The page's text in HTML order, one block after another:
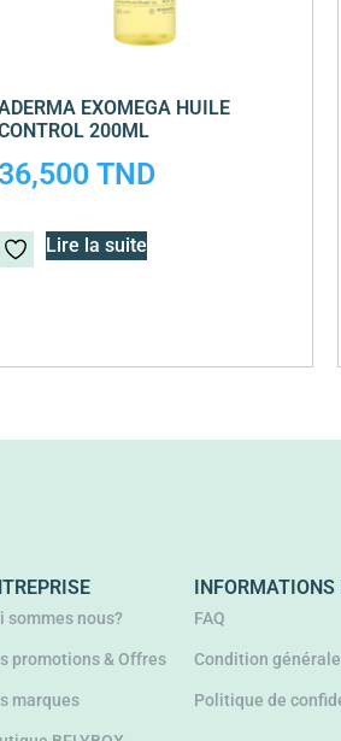
EXOMEGA HUILE
200ML
36,500TND
Lire la suite
sommes nous?
promotions & Offres
marques
INFORMATIONS
FAQ
Condition
Politique de